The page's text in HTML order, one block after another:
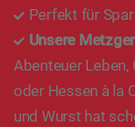
Perfekt für
Unsere
Abenteuer Leben,
oder Hessen à la
und Wurst hat